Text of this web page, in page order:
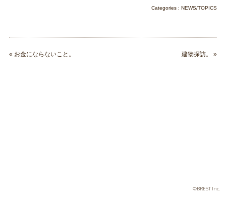
Categories : NEWS/TOPICS
« お金にならないこと。 建物探訪。 »
©BREST Inc.